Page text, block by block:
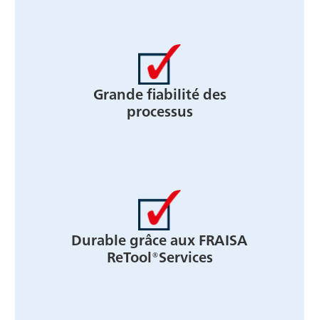
Grande fiabilité des
processus
Durable grâce aux FRAISA
ReTool®Services